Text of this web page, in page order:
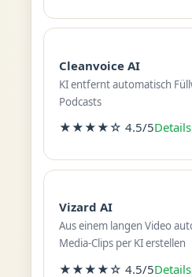
Cleanvoice AI
KI entfernt automatisch
Podcasts
★★★★☆ 4.5/5
Vizard AI
Aus einem langen Video
Media-Clips per KI erstellen
★★★★☆ 4.5/5